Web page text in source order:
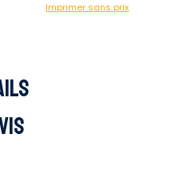
Imprimer sans prix